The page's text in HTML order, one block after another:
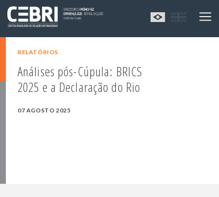
RELATÓRIOS
Análises pós-Cúpula: BRICS
2025 e a Declaração do Rio
07 AGOSTO 2025